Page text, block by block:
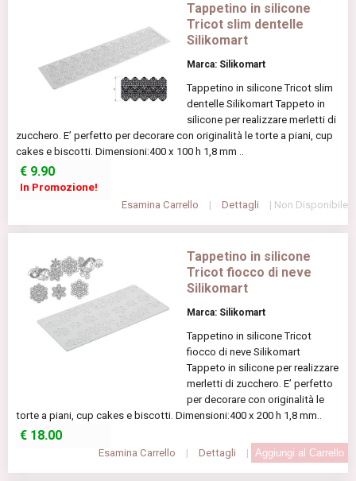
Tappetino in silicone
Tricot slim dentelle
Silikomart
Marca: Silikomart
Tappetino in silicone Tricot slim
dentelle Silikomart Tappeto in
silicone per realizzare merletti di
zucchero. E’ perfetto per decorare con originalità le torte a piani, cup
cakes e biscotti. Dimensioni:400 x 100 h 1,8 mm ..
€ 9.90
In Promozione!
Esamina Carrello
| Dettagli | Non Disponibile
Tappetino in silicone
Tricot fiocco di neve
Silikomart
Marca: Silikomart
Tappetino in silicone Tricot
fiocco di neve Silikomart
Tappeto in silicone per realizzare
merletti di zucchero. E’ perfetto
per decorare con originalità le
torte a piani, cup cakes e biscotti. Dimensioni:400 x 200 h 1,8 mm..
€ 18.00
Esamina Carrello | Dettagli |